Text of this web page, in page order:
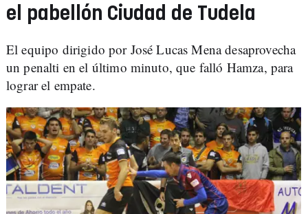
el pabellón Ciudad de Tudela
El equipo dirigido por José Lucas Mena desaprovecha
un penalti en el último minuto, que falló Hamza, para
lograr el empate.